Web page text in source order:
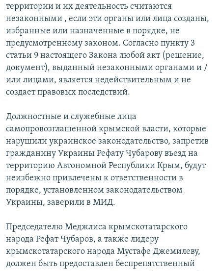
территории и их деятельность считаются
незаконными , если эти органы или лица созданы,
избранные или назначенные в порядке, не
предусмотренному законом. Согласно пункту 3
статьи 9 настоящего Закона любой акт (решение,
документ), выданный незаконными органами и /
или лицами, является недействительным и не
создает правовых последствий.
Должностные и служебные лица
самопровозглашенной крымской власти, которые
нарушили украинское законодательство, запретив
гражданину Украины Рефату Чубарову въезд на
территорию Автономной Республики Крым, будут
неизбежно привлечены к ответственности в
порядке, установленном законодательством
Украины, заверили в МИД.
Председателю Меджлиса крымскотатарского
народа Рефат Чубаров, а также лидеру
крымскотатарского народа Мустафе Джемилеву,
должен быть предоставлен беспрепятственный